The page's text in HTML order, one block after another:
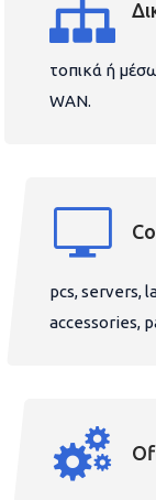
τοπικά ή
WAN.
pcs, servers,
accessories,